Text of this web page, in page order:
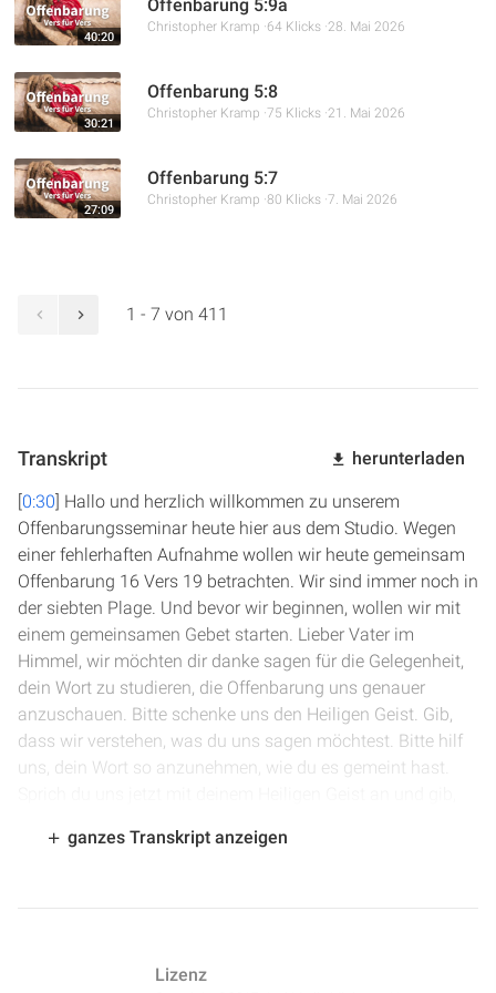
40:20
Offenbarung 5:9a
Christopher Kramp 64 Klicks 28. Mai 2026
30:21
Offenbarung 5:8
Christopher Kramp 75 Klicks 21. Mai 2026
27:09
Offenbarung 5:7
Christopher Kramp 80 Klicks 7. Mai 2026
1 - 7 von 411
Transkript herunterladen
[0:30] Hallo und herzlich willkommen zu unserem
Offenbarungsseminar heute hier aus dem Studio. Wegen
einer fehlerhaften Aufnahme wollen wir heute gemeinsam
Offenbarung 16 Vers 19 betrachten. Wir sind immer noch in
der siebten Plage. Und bevor wir beginnen, wollen wir mit
einem gemeinsamen Gebet starten. Lieber Vater im
Himmel, wir möchten dir danke sagen für die Gelegenheit,
dein Wort zu studieren, die Offenbarung uns genauer
anzuschauen. Bitte schenke uns den Heiligen Geist. Gib,
dass wir verstehen, was du uns sagen möchtest. Bitte hilf
uns, dein Wort so anzunehmen, wie du es gemeint hast.
Im Namen Jesu, Amen.
Stimme Gottes erschallt in der siebten Plage, um sein Volk
ganzes Transkript anzeigen
Lizenz